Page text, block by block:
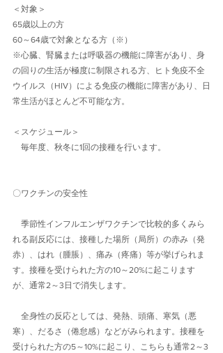
＜対象＞
65歳以上の方
60～64歳で対象となる方（※）
※心臓、腎臓または呼吸器の機能に障害があり、身
の回りの生活が極度に制限される方、ヒト免疫不全
ウイルス（HIV）による免疫の機能に障害があり、日
常生活がほとんど不可能な方。
＜スケジュール＞
毎年度、秋冬に1回の接種を行います。
〇ワクチンの安全性
季節性インフルエンザワクチンで比較的多くみら
れる副反応には、接種した場所（局所）の赤み（発
赤）、はれ（腫脹）、痛み（疼痛）等が挙げられま
す。接種を受けられた方の10～20%に起こります
が、通常2～3日で消失します。
全身性の反応としては、発熱、頭痛、寒気（悪
寒）、だるさ（倦怠感）などがみられます。接種を
受けられた方の5～10%に起こり、こちらも通常2～3